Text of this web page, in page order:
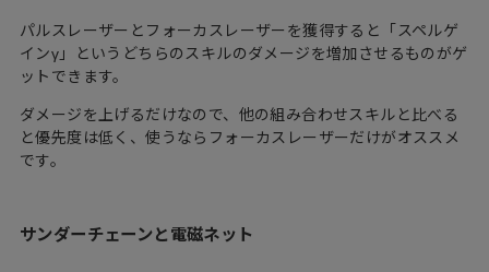
パルスレーザーとフォーカスレーザーを獲得すると「スペルゲ
インγ」というどちらのスキルのダメージを増加させるものがゲ
ットできます。
ダメージを上げるだけなので、他の組み合わせスキルと比べる
と優先度は低く、使うならフォーカスレーザーだけがオススメ
です。
サンダーチェーンと電磁ネット